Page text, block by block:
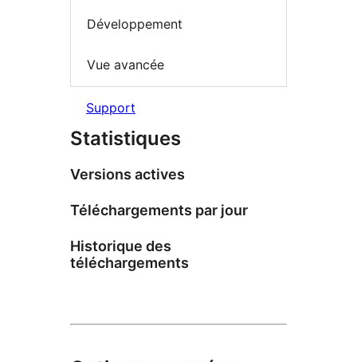
Développement
Vue avancée
Support
Statistiques
Versions actives
Téléchargements par jour
Historique des
téléchargements